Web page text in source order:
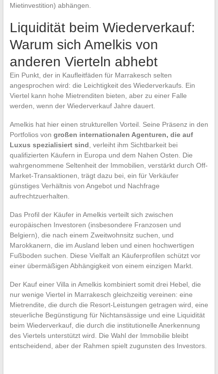
Mietinvestition) abhängen.
Liquidität beim Wiederverkauf:
Warum sich Amelkis von
anderen Vierteln abhebt
Ein Punkt, der in Kaufleitfäden für Marrakesch selten
angesprochen wird: die Leichtigkeit des Wiederverkaufs. Ein
Viertel kann hohe Mietrenditen bieten, aber zu einer Falle
werden, wenn der Wiederverkauf Jahre dauert.
Amelkis hat hier einen strukturellen Vorteil. Seine Präsenz in den
Portfolios von großen internationalen Agenturen, die auf
Luxus spezialisiert sind, verleiht ihm Sichtbarkeit bei
qualifizierten Käufern in Europa und dem Nahen Osten. Die
wahrgenommene Seltenheit der Immobilien, verstärkt durch Off-
Market-Transaktionen, trägt dazu bei, ein für Verkäufer
günstiges Verhältnis von Angebot und Nachfrage
aufrechtzuerhalten.
Das Profil der Käufer in Amelkis verteilt sich zwischen
europäischen Investoren (insbesondere Franzosen und
Belgiern), die nach einem Zweitwohnsitz suchen, und
Marokkanern, die im Ausland leben und einen hochwertigen
Fußboden suchen. Diese Vielfalt an Käuferprofilen schützt vor
einer übermäßigen Abhängigkeit von einem einzigen Markt.
Der Kauf einer Villa in Amelkis kombiniert somit drei Hebel, die
nur wenige Viertel in Marrakesch gleichzeitig vereinen: eine
Mietrendite, die durch die Resort-Leistungen getragen wird, eine
steuerliche Begünstigung für Nichtansässige und eine Liquidität
beim Wiederverkauf, die durch die institutionelle Anerkennung
des Viertels unterstützt wird. Die Wahl der Immobilie bleibt
entscheidend, aber der Rahmen spielt zugunsten des Investors.